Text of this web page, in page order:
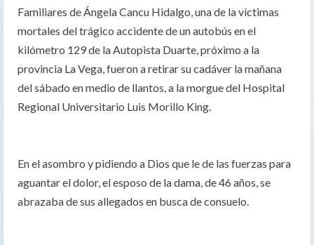
Familiares de Ángela Cancu Hidalgo, una de la víctimas
mortales del trágico accidente de un autobús en el
kilómetro 129 de la Autopista Duarte, próximo a la
provincia La Vega, fueron a retirar su cadáver la mañana
del sábado en medio de llantos, a la morgue del Hospital
Regional Universitario Luis Morillo King.
En el asombro y pidiendo a Dios que le de las fuerzas para
aguantar el dolor, el esposo de la dama, de 46 años, se
abrazaba de sus allegados en busca de consuelo.